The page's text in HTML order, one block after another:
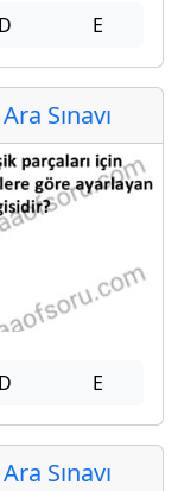
D E
Sınavı
D E
Sınavı